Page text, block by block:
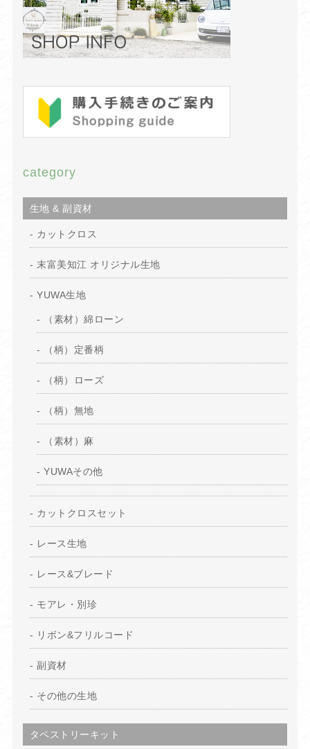
category
生地 & 副資材
カットクロス
末富美知江 オリジナル生地
YUWA生地
（素材）綿ローン
（柄）定番柄
（柄）ローズ
（柄）無地
（素材）麻
YUWAその他
カットクロスセット
レース生地
レース&ブレード
モアレ・別珍
リボン&フリルコード
副資材
その他の生地
タペストリーキット